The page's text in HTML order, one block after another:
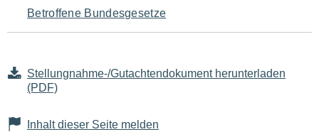
Betroffene Bundesgesetze
Stellungnahme-/Gutachtendokument herunterladen
(PDF)
Inhalt dieser Seite melden